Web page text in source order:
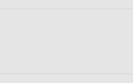
Nespresso? Wie wil dit nu
bedden, er is een
als buiten genoeg zitruimte.